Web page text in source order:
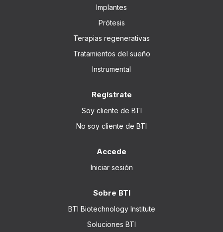
Implantes
Prótesis
Terapias regenerativas
Tratamientos del sueño
Instrumental
Regístrate
Soy cliente de BTI
No soy cliente de BTI
Accede
Iniciar sesión
Sobre BTI
BTI Biotechnology Institute
Soluciones BTI